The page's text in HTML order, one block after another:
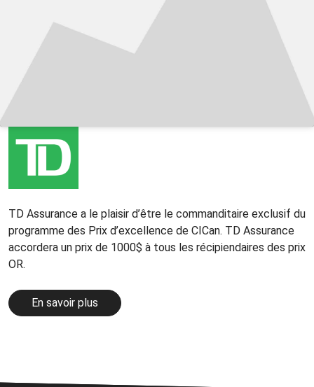
TD Assurance a le plaisir d’être le commanditaire exclusif du
programme des Prix d’excellence de CICan. TD Assurance
accordera un prix de 1000$ à tous les récipiendaires des prix
OR.
En savoir plus